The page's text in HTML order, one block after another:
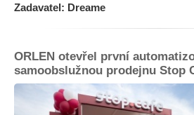
Zadavatel: Dreame
ORLEN otevřel první
samoobslužnou prodejnu Stop